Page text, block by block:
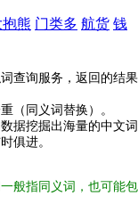
抱熊 门类多 航货 钱
查询服务，返回的结果
（同义词替换）。
据挖掘出海量的中文词
俱进。
般指同义词，也可能包